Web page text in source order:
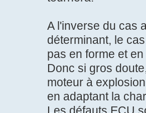
A l'inverse du cas
déterminant, le
pas en forme et
Donc si gros
moteur à
en adaptant la